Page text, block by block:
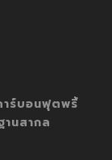
าร์บอนฟุตพริ้
นสากล